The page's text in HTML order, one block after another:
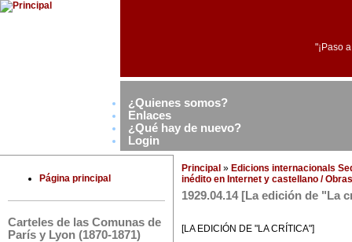
"¡Paso
¿Quienes somos?
Enlaces
¿Qué hay de nuevo?
Login
Página principal
Carteles de las Comunas de
París y Lyon (1870-1871)
Principal » Edicions internacionals
inédito en Internet y castellano /
1929.04.14 [La edición de "La
[LA EDICIÓN DE "LA CRÍTICA"]